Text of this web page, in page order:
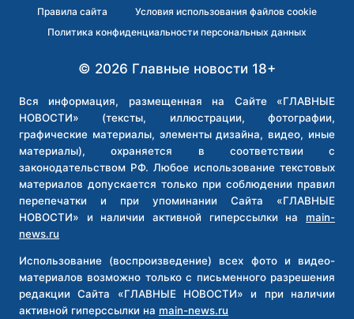
И
ТАДЖИКИСТАН
ДРУГ
ДРУГА
ПРЕДСТАВИТЕЛЬСТВА
МВД
Правила сайта
Условия использования файлов cookie
Политика конфиденциальности персональных данных
© 2026 Главные новости 18+
Вся информация, размещенная на Сайте «ГЛАВНЫЕ
НОВОСТИ» (тексты, иллюстрации, фотографии,
графические материалы, элементы дизайна, видео, иные
материалы), охраняется в соответствии с
законодательством РФ. Любое использование текстовых
материалов допускается только при соблюдении правил
перепечатки и при упоминании Сайта «ГЛАВНЫЕ
НОВОСТИ» и наличии активной гиперссылки на main-
news.ru
Использование (воспроизведение) всех фото и видео-
материалов возможно только с письменного разрешения
редакции Сайта «ГЛАВНЫЕ НОВОСТИ» и при наличии
активной гиперссылки на main-news.ru